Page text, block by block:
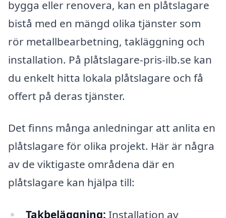
bygga eller renovera, kan en plåtslagare
bistå med en mängd olika tjänster som
rör metallbearbetning, takläggning och
installation. På plåtslagare-pris-ilb.se kan
du enkelt hitta lokala plåtslagare och få
offert på deras tjänster.
Det finns många anledningar att anlita en
plåtslagare för olika projekt. Här är några
av de viktigaste områdena där en
plåtslagare kan hjälpa till:
Takbeläggning: Installation av